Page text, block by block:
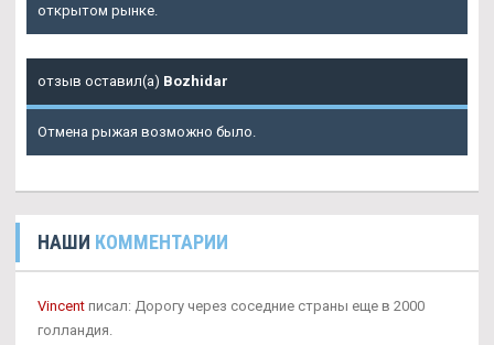
открытом рынке.
отзыв оставил(а) Bozhidar
Отмена рыжая возможно было.
НАШИ КОММЕНТАРИИ
Vincent писал: Дорогу через соседние страны еще в 2000
голландия.